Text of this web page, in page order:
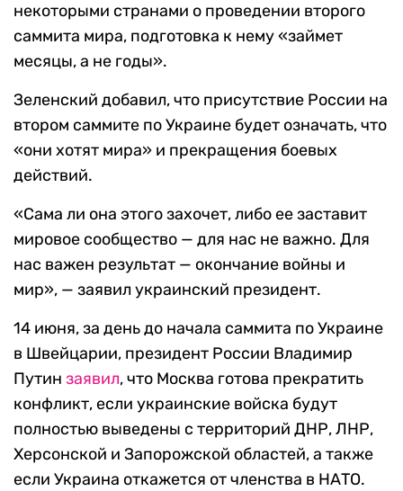
некоторыми странами о проведении второго
саммита мира, подготовка к нему «займет
месяцы, а не годы».
Зеленский добавил, что присутствие России на
втором саммите по Украине будет означать, что
«они хотят мира» и прекращения боевых
действий.
«Сама ли она этого захочет, либо ее заставит
мировое сообщество — для нас не важно. Для
нас важен результат — окончание войны и
мир», — заявил украинский президент.
14 июня, за день до начала саммита по Украине
в Швейцарии, президент России Владимир
Путин заявил, что Москва готова прекратить
конфликт, если украинские войска будут
полностью выведены с территорий ДНР, ЛНР,
Херсонской и Запорожской областей, а также
если Украина откажется от членства в НАТО.